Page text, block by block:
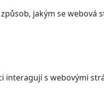
jakým se webová
s webovými